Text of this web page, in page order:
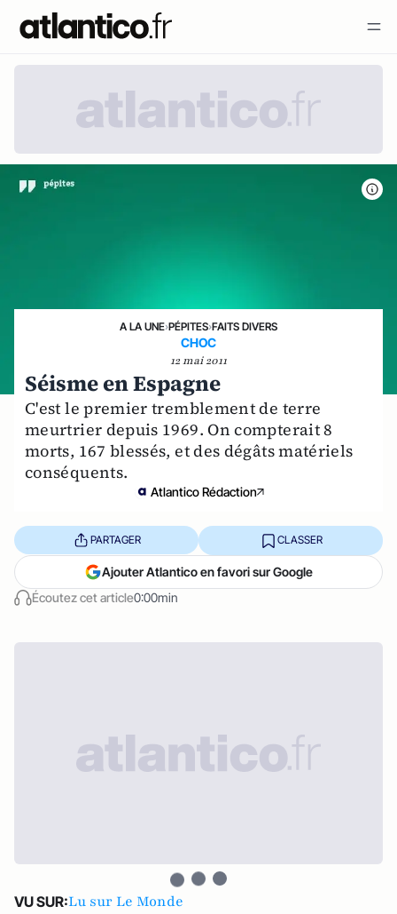
A LA UNE›PÉPITES›FAITS DIVERS
CHOC
12 mai 2011
Séisme en Espagne
C'est le premier tremblement de terre
meurtrier depuis 1969. On compterait 8
morts, 167 blessés, et des dégâts matériels
conséquents.
Atlantico Rédaction
Écoutez cet article0:00min
PARTAGER CLASSER
Ajouter Atlantico en favori sur Google
VU SUR:Lu sur Le Monde